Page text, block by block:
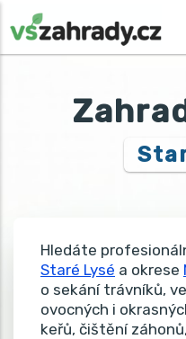
Hledáte
Staré Lysé a okrese
o sekání trávníků,
ovocných i
keřů, čištění